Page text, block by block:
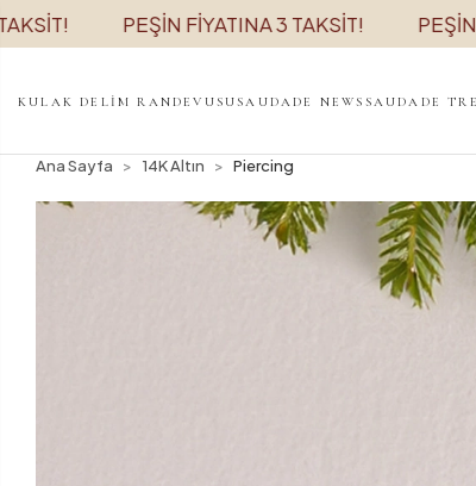
PEŞİN FİYATINA 3 TAKSİT! PEŞİN
KULAK DELİM RANDEVUSUSAUDADE NEWS SAUDADE
Ana Sayfa 14K Altın Piercing